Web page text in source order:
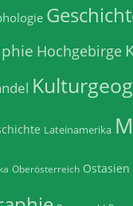
Hochgebirge
Lateinamerika
Oberösterreich Ostasien